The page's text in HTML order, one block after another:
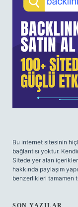
Bu internet sitesinin
bağlantısı yoktur.
Sitede yer alan
hakkında paylaşım
benzerlikleri tamamen
SON YAZILAR